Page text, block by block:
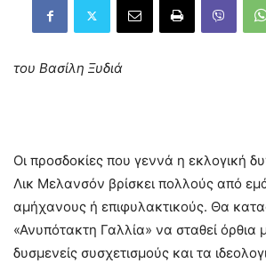
του Βασίλη Ξυδιά
Οι προσδοκίες που γεννά η εκλογική
Λικ Μελανσόν βρίσκει πολλούς από
αμήχανους ή επιφυλακτικούς. Θα
«Ανυπότακτη Γαλλία» να σταθεί όρθια
δυσμενείς συσχετισμούς και τα